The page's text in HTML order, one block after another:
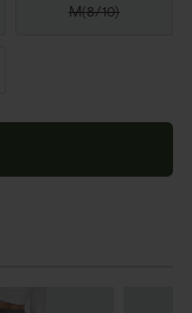
M(8/10)